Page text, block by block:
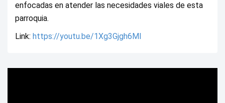
enfocadas en atender las necesidades viales de esta
parroquia.
Link: https://youtu.be/1Xg3Gjgh6MI